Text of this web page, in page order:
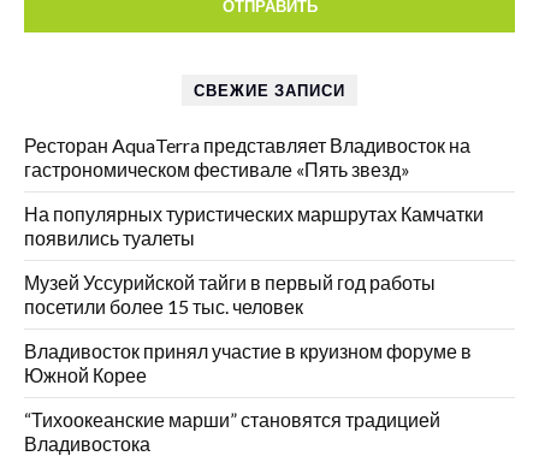
СВЕЖИЕ ЗАПИСИ
Ресторан AquaTerra представляет Владивосток на
гастрономическом фестивале «Пять звезд»
На популярных туристических маршрутах Камчатки
появились туалеты
Музей Уссурийской тайги в первый год работы
посетили более 15 тыс. человек
Владивосток принял участие в круизном форуме в
Южной Корее
“Тихоокеанские марши” становятся традицией
Владивостока